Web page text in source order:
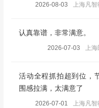
2026-08-03 上海凡
认真靠谱，非常满意。
2026-07-03 上
活动全程抓拍超到位，
围感拉满，太满意了
2026-07-01 上海凡